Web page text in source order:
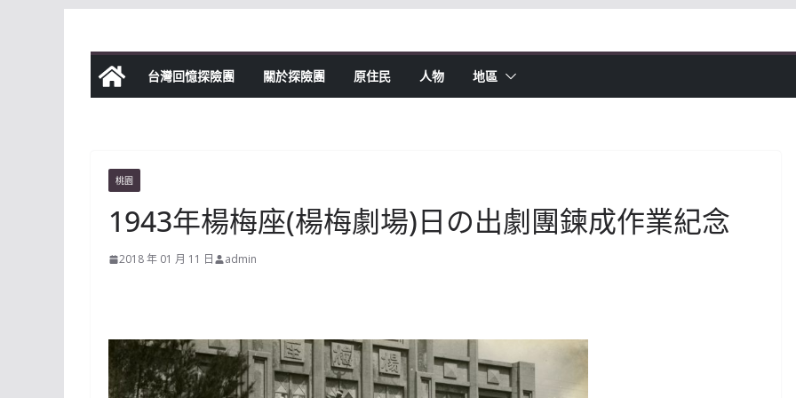
content
台灣回憶探險團 關於探險團 原住民 人物 地區
桃園
1943年楊梅座(楊梅劇場)日の出劇團鍊成作業紀念
2018 年 01 月 11 日 admin